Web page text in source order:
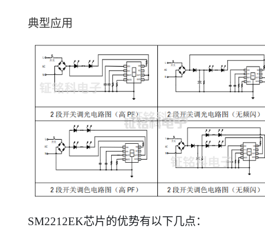
典型应用
SM2212EK芯片的优势有以下几点：